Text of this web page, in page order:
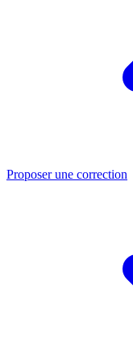
Proposer une correction